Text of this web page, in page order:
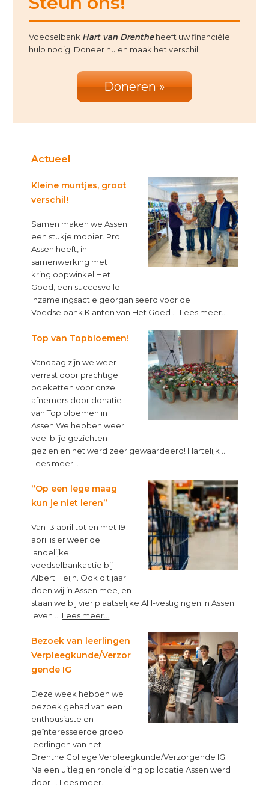
Sidebar
Voedselbank Hart van Drentheheeft uw financiële
hulp nodig. Doneer nu en maak het verschil!
Doneren »
Actueel
Kleine muntjes, groot
verschil!
Samen maken we Assen
een stukje mooier. Pro
Assen heeft, in
samenwerking met
kringloopwinkel Het
Goed, een succesvolle
inzamelingsactie georganiseerd voor de
Voedselbank.Klanten van Het Goed … Lees meer...
muntjes,
groot
verschil!
Top van Topbloemen!
Vandaag zijn we weer
verrast door prachtige
boeketten voor onze
afnemers door donatie
van Top bloemen in
Assen.We hebben weer
veel blije gezichten
gezien en het werd zeer gewaardeerd! Hartelijk …
Lees meer...
van
Topbloemen!
“Op een lege maag
kun je niet leren”
Van 13 april tot en met 19
april is er weer de
landelijke
voedselbankactie bij
Albert Heijn. Ook dit jaar
doen wij in Assen mee, en
staan we bij vier plaatselijke AH-vestigingen.In Assen
leven … Lees meer...
een
lege
je
niet
Bezoek van leerlingen
Verpleegkunde/Verzor
gende IG
Deze week hebben we
bezoek gehad van een
enthousiaste en
geïnteresseerde groep
leerlingen van het
Drenthe College Verpleegkunde/Verzorgende IG.
Na een uitleg en rondleiding op locatie Assen werd
door … Lees meer...